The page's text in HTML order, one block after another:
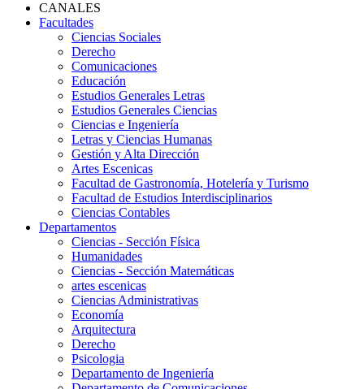
CANALES
Facultades
Ciencias Sociales
Derecho
Comunicaciones
Educación
Estudios Generales Letras
Estudios Generales Ciencias
Ciencias e Ingeniería
Letras y Ciencias Humanas
Gestión y Alta Dirección
Artes Escenicas
Facultad de Gastronomía, Hotelería y Turismo
Facultad de Estudios Interdisciplinarios
Ciencias Contables
Departamentos
Ciencias - Sección Física
Humanidades
Ciencias - Sección Matemáticas
artes escenicas
Ciencias Administrativas
Economía
Arquitectura
Derecho
Psicologia
Departamento de Ingeniería